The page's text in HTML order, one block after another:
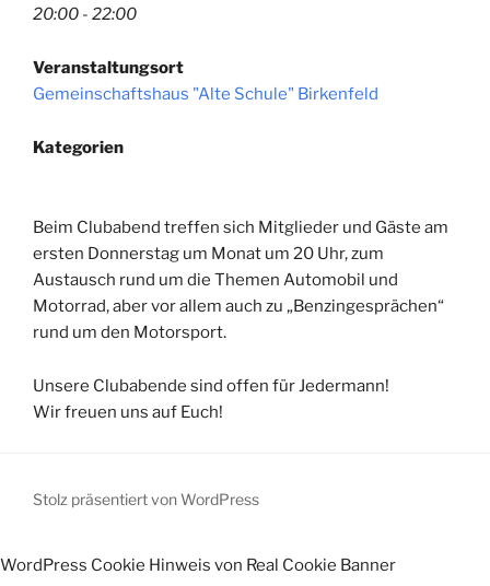
20:00 - 22:00
Veranstaltungsort
Gemeinschaftshaus "Alte Schule" Birkenfeld
Kategorien
Beim Clubabend treffen sich Mitglieder und Gäste am
ersten Donnerstag um Monat um 20 Uhr, zum
Austausch rund um die Themen Automobil und
Motorrad, aber vor allem auch zu „Benzingesprächen“
rund um den Motorsport.
Unsere Clubabende sind offen für Jedermann!
Wir freuen uns auf Euch!
Stolz präsentiert von WordPress
WordPress Cookie Hinweis von Real Cookie Banner